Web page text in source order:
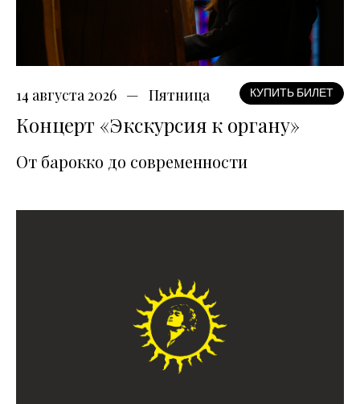
14 августа 2026 Пятница КУПИТЬ БИЛЕТ
Концерт «Экскурсия к органу»
От барокко до современности